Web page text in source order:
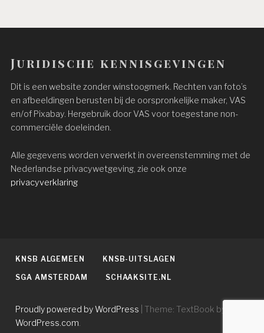
Juridische kennisgevingen
Dit is een website zonder winstoogmerk. Rechten van foto’s
en afbeeldingen berusten bij de oorspronkelijke maker, VAS
en/of Pixabay. Hergebruik door VAS voor toegestane non-
commerciële doeleinden.
Alle gegevens worden verwerkt in overeenstemming met de
Nederlandse privacywetgeving, zie ook onze
privacyverklaring
KNSB ALGEMEEN KNSB-UITSLAGEN
SGA AMSTERDAM SCHAAKSITE.NL
Proudly powered by WordPress
Theme: TextBook by
WordPress.com